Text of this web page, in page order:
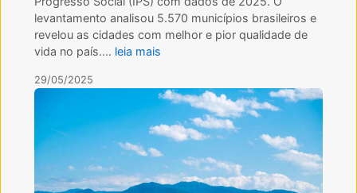
levantamento analisou 5.570 municípios brasileiros e
revelou as cidades com melhor e pior qualidade de
vida no país.… leia mais
29/05/2025